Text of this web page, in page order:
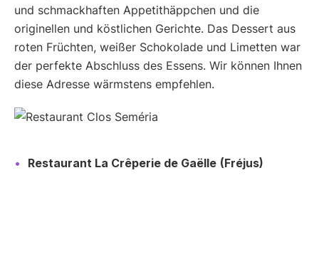
und schmackhaften Appetithäppchen und die
originellen und köstlichen Gerichte. Das Dessert aus
roten Früchten, weißer Schokolade und Limetten war
der perfekte Abschluss des Essens. Wir können Ihnen
diese Adresse wärmstens empfehlen.
Restaurant La Crêperie de Gaëlle (Fréjus)